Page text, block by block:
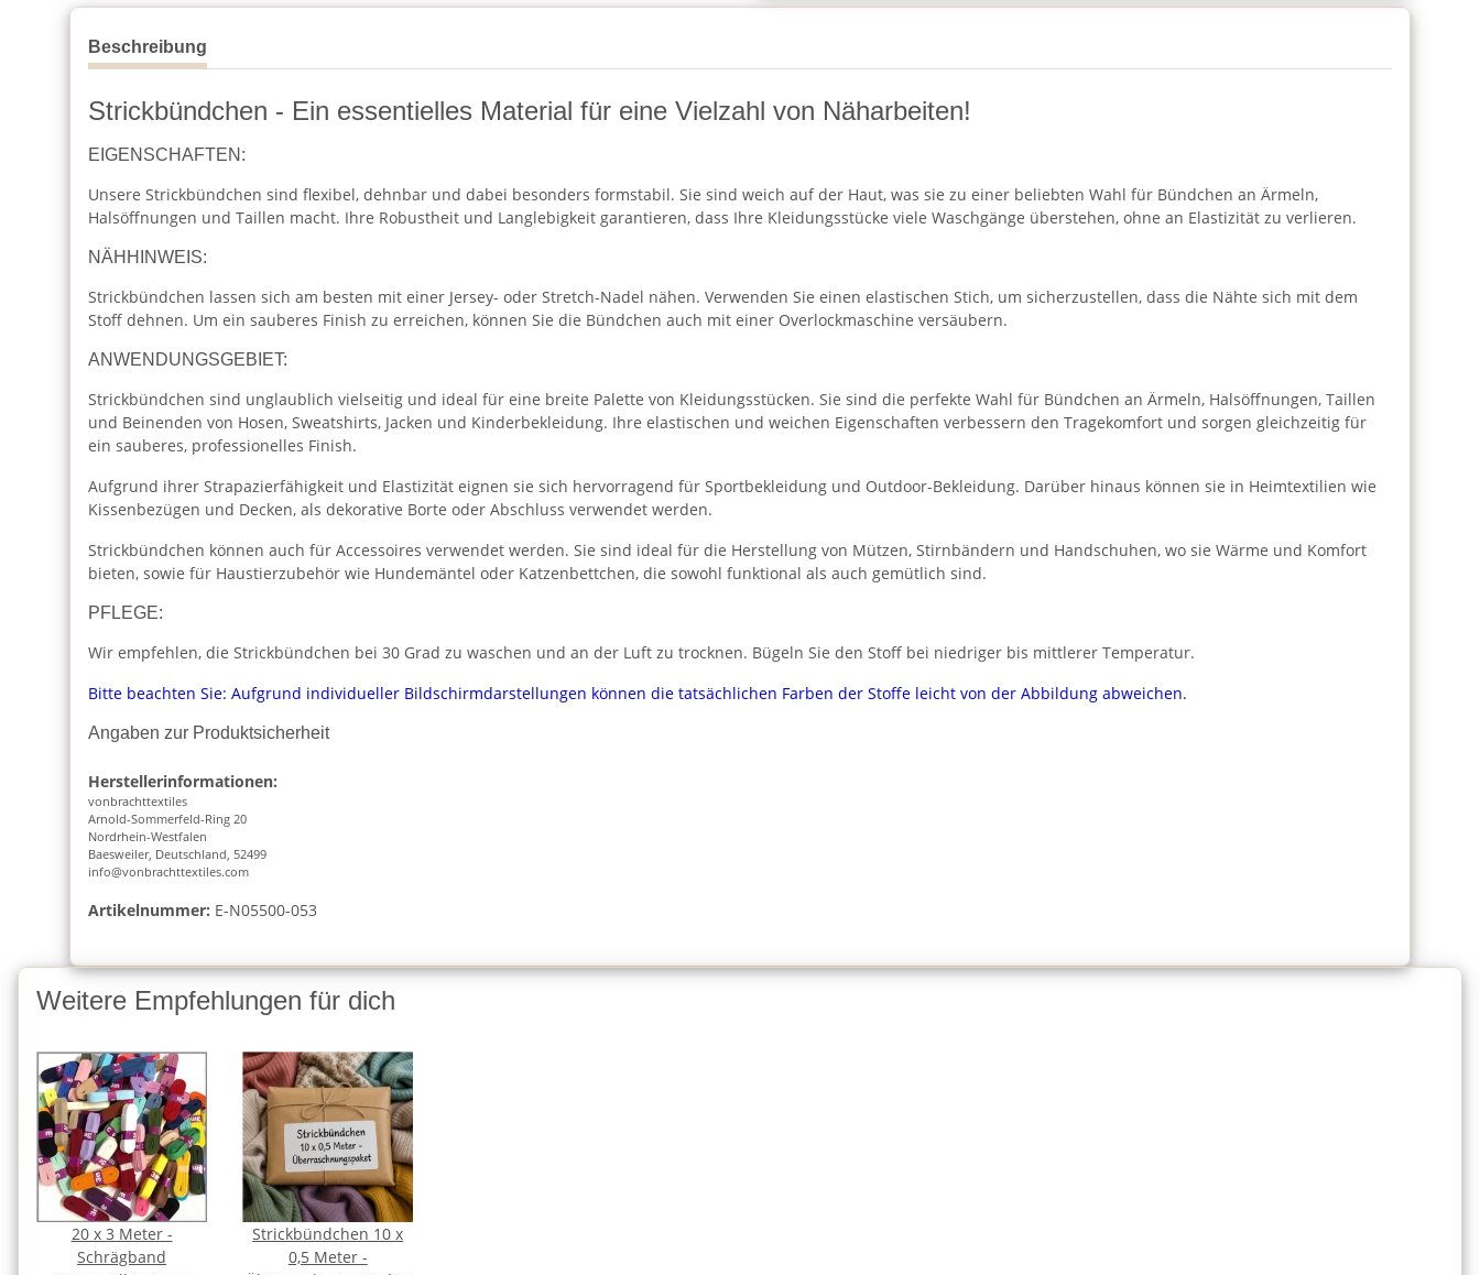
Beschreibung
Strickbündchen - Ein essentielles Material für eine Vielzahl von Näharbeiten!
EIGENSCHAFTEN:
Unsere Strickbündchen sind flexibel, dehnbar und dabei besonders formstabil. Sie sind weich auf der Haut, was sie zu einer beliebten Wahl für Bündchen an Ärmeln,
Halsöffnungen und Taillen macht. Ihre Robustheit und Langlebigkeit garantieren, dass Ihre Kleidungsstücke viele Waschgänge überstehen, ohne an Elastizität zu verlieren.
NÄHHINWEIS:
Strickbündchen lassen sich am besten mit einer Jersey- oder Stretch-Nadel nähen. Verwenden Sie einen elastischen Stich, um sicherzustellen, dass die Nähte sich mit dem
Stoff dehnen. Um ein sauberes Finish zu erreichen, können Sie die Bündchen auch mit einer Overlockmaschine versäubern.
ANWENDUNGSGEBIET:
Strickbündchen sind unglaublich vielseitig und ideal für eine breite Palette von Kleidungsstücken. Sie sind die perfekte Wahl für Bündchen an Ärmeln, Halsöffnungen, Taillen
und Beinenden von Hosen, Sweatshirts, Jacken und Kinderbekleidung. Ihre elastischen und weichen Eigenschaften verbessern den Tragekomfort und sorgen gleichzeitig für
ein sauberes, professionelles Finish.
Aufgrund ihrer Strapazierfähigkeit und Elastizität eignen sie sich hervorragend für Sportbekleidung und Outdoor-Bekleidung. Darüber hinaus können sie in Heimtextilien wie
Kissenbezügen und Decken, als dekorative Borte oder Abschluss verwendet werden.
Strickbündchen können auch für Accessoires verwendet werden. Sie sind ideal für die Herstellung von Mützen, Stirnbändern und Handschuhen, wo sie Wärme und Komfort
bieten, sowie für Haustierzubehör wie Hundemäntel oder Katzenbettchen, die sowohl funktional als auch gemütlich sind.
PFLEGE:
Wir empfehlen, die Strickbündchen bei 30 Grad zu waschen und an der Luft zu trocknen. Bügeln Sie den Stoff bei niedriger bis mittlerer Temperatur.
Bitte beachten Sie: Aufgrund individueller Bildschirmdarstellungen können die tatsächlichen Farben der Stoffe leicht von der Abbildung abweichen.
Angaben zur Produktsicherheit
Herstellerinformationen:
vonbrachttextiles
Arnold-Sommerfeld-Ring 20
Nordrhein-Westfalen
Baesweiler, Deutschland, 52499
info@vonbrachttextiles.com
Artikelnummer: E-N05500-053
Weitere Empfehlungen für dich
20 x 3 Meter -
Schrägband
Strickbündchen 10 x
0,5 Meter -